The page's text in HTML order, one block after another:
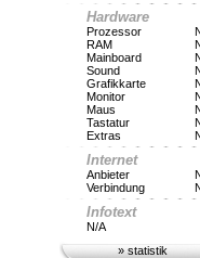
Hardware
Prozessor
RAM
Mainboard
Sound
Grafikkarte
Monitor
Maus
Tastatur
Extras
Internet
Anbieter
Verbindung
Infotext
N/A
» statistik